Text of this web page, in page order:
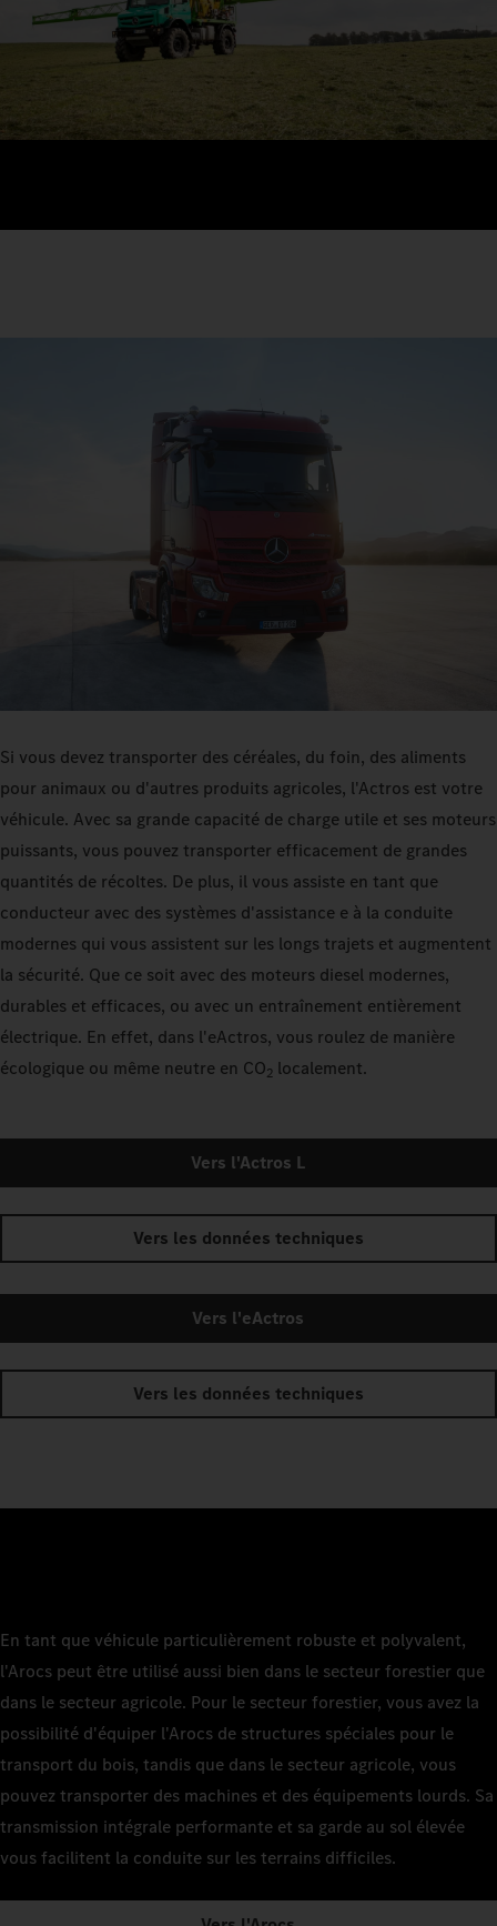
Si vous devez transporter des céréales, du foin, des aliments
pour animaux ou d'autres produits agricoles, l'Actros est votre
véhicule. Avec sa grande capacité de charge utile et ses moteurs
puissants, vous pouvez transporter efficacement de grandes
quantités de récoltes. De plus, il vous assiste en tant que
conducteur avec des systèmes d'assistance e à la conduite
modernes qui vous assistent sur les longs trajets et augmentent
la sécurité. Que ce soit avec des moteurs diesel modernes,
durables et efficaces, ou avec un entraînement entièrement
électrique. En effet, dans l'eActros, vous roulez de manière
écologique ou même neutre en CO2 localement.
Vers l'Actros L
Vers les données techniques
Vers l'eActros
Vers les données techniques
En tant que véhicule particulièrement robuste et polyvalent,
l'Arocs peut être utilisé aussi bien dans le secteur forestier que
dans le secteur agricole. Pour le secteur forestier, vous avez la
possibilité d'équiper l'Arocs de structures spéciales pour le
transport du bois, tandis que dans le secteur agricole, vous
pouvez transporter des machines et des équipements lourds. Sa
transmission intégrale performante et sa garde au sol élevée
vous facilitent la conduite sur les terrains difficiles.